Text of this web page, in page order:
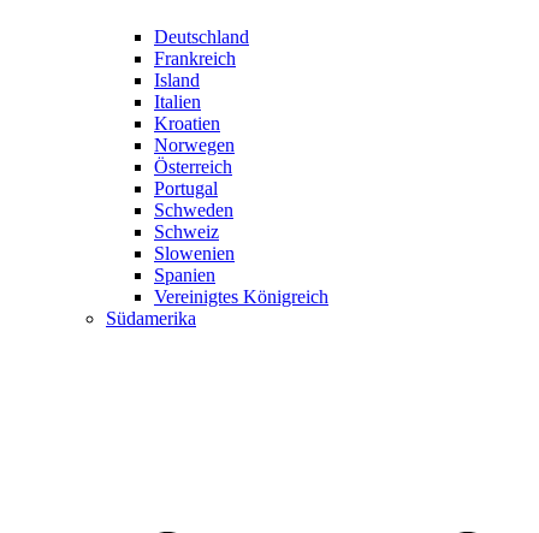
Deutschland
Frankreich
Island
Italien
Kroatien
Norwegen
Österreich
Portugal
Schweden
Schweiz
Slowenien
Spanien
Vereinigtes Königreich
Südamerika